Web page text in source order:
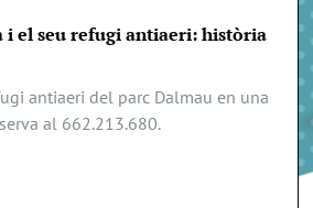
i el seu refugi antiaeri: història
antiaeri del parc Dalmau en una
al 662.213.680.